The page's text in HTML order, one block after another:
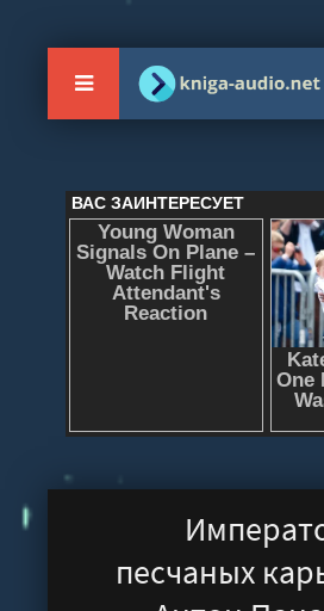
песчаных